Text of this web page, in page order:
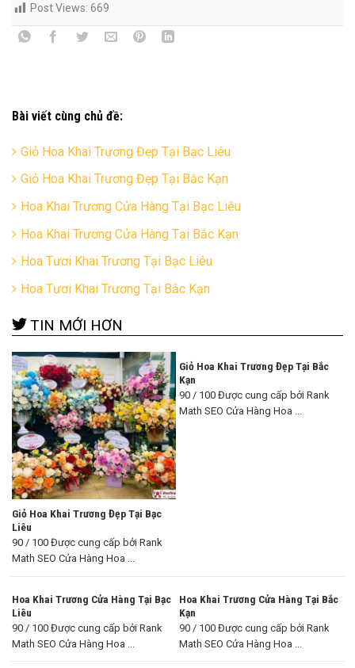
Post Views: 669
Bài viết cùng chủ đề:
Giỏ Hoa Khai Trương Đẹp Tại Bạc Liêu
Giỏ Hoa Khai Trương Đẹp Tại Bắc Kạn
Hoa Khai Trương Cửa Hàng Tại Bạc Liêu
Hoa Khai Trương Cửa Hàng Tại Bắc Kạn
Hoa Tươi Khai Trương Tại Bạc Liêu
Hoa Tươi Khai Trương Tại Bắc Kạn
TIN MỚI HƠN
Giỏ Hoa Khai Trương Đẹp Tại Bạc
Liêu
90 / 100 Được cung cấp bởi Rank
Math SEO Cửa Hàng Hoa ...
Giỏ Hoa Khai Trương Đẹp Tại Bắc
Kạn
90 / 100 Được cung cấp bởi Rank
Math SEO Cửa Hàng Hoa ...
Hoa Khai Trương Cửa Hàng Tại Bạc
Liêu
90 / 100 Được cung cấp bởi Rank
Math SEO Cửa Hàng Hoa ...
Hoa Khai Trương Cửa Hàng Tại Bắc
Kạn
90 / 100 Được cung cấp bởi Rank
Math SEO Cửa Hàng Hoa ...